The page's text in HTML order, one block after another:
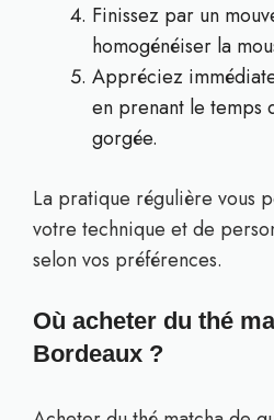
Finissez par un
homogénéiser la
Appréciez
en prenant le temps
gorgée.
La pratique régulière vous
votre technique et de
selon vos préférences.
Où acheter du thé
Bordeaux ?